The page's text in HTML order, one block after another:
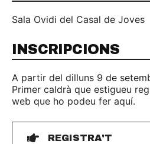
Sala Ovidi del Casal de Joves
INSCRIPCIONS
A partir del dilluns 9 de
Primer caldrà que estigueu
web que ho podeu fer aquí.
REGISTRA'T